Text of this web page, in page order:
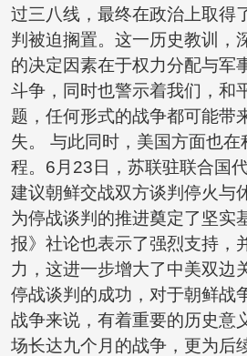
过三八线，最终在政治上取得
判被迫搁置。这一历史教训，
的决定因素在于权力分配与军
斗争，同时也警示着我们，和
题，任何形式的战争都可能带
失。 与此同时，美国方面也
程。6月23日，苏联驻联合国
建议朝鲜交战双方谈判停火与
为停战谈判的推进奠定了坚实
报》社论也表示了强烈支持，
力，这进一步增大了中美双边
停战谈判的成功，对于朝鲜战
战争来说，有着重要的历史意
场长达九个月的战争，更为后